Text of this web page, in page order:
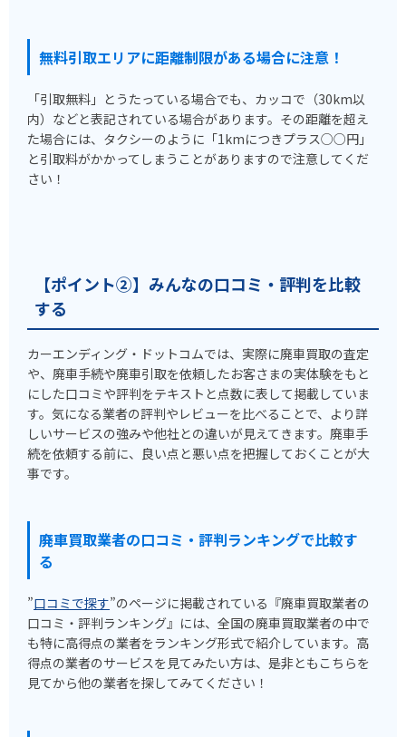
無料引取エリアに距離制限がある場合に注意！
「引取無料」とうたっている場合でも、カッコで（30km以
内）などと表記されている場合があります。その距離を超え
た場合には、タクシーのように「1kmにつきプラス○○円」
と引取料がかかってしまうことがありますので注意してくだ
さい！
【ポイント②】みんなの口コミ・評判を比較
する
カーエンディング・ドットコムでは、実際に廃車買取の査定
や、廃車手続や廃車引取を依頼したお客さまの実体験をもと
にした口コミや評判をテキストと点数に表して掲載していま
す。気になる業者の評判やレビューを比べることで、より詳
しいサービスの強みや他社との違いが見えてきます。廃車手
続を依頼する前に、良い点と悪い点を把握しておくことが大
事です。
廃車買取業者の口コミ・評判ランキングで比較す
る
”口コミで探す”のページに掲載されている『廃車買取業者の
口コミ・評判ランキング』には、全国の廃車買取業者の中で
も特に高得点の業者をランキング形式で紹介しています。高
得点の業者のサービスを見てみたい方は、是非ともこちらを
見てから他の業者を探してみてください！